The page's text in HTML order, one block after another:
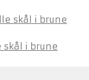
skål i brune